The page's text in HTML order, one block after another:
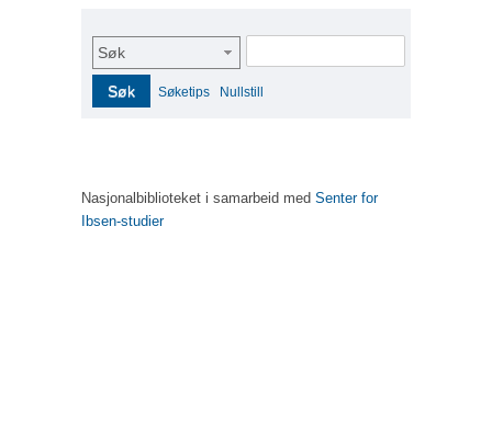
Søk
Søk Søketips Nullstill
Nasjonalbiblioteket i samarbeid med Senter for
Ibsen-studier